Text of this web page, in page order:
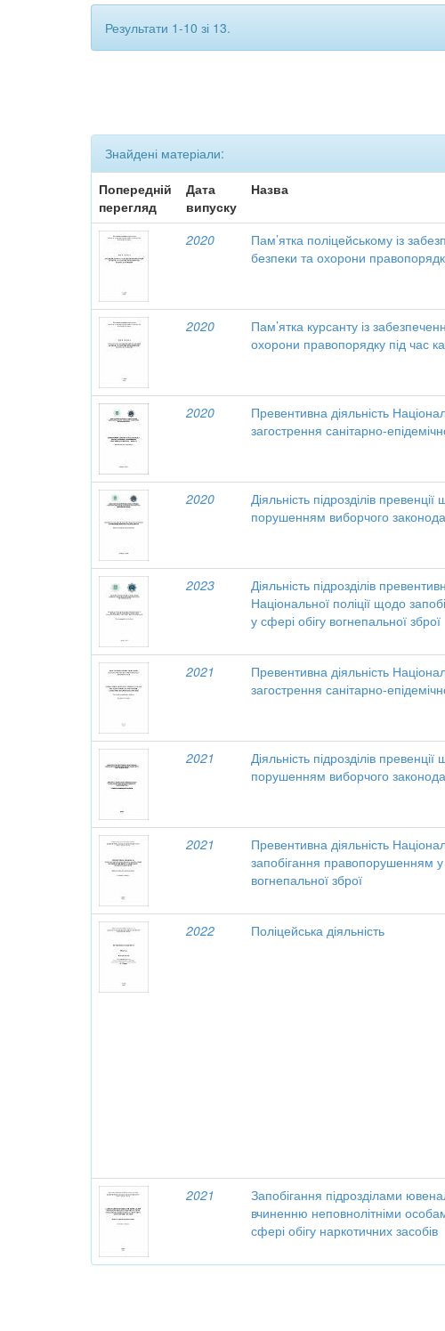
Результати 1-10 зі 13.
Знайдені матеріали:
Попередній
перегляд
Дата
випуску
Назва
2020
Пам’ятка поліцейському із
безпеки та охорони
2020
Пам’ятка курсанту із
охорони правопорядку під час
2020
Превентивна діяльність
загострення санітарно-
2020
Діяльність підрозділів
порушенням виборчого
2023
Діяльність підрозділів
Національної поліції щодо
у сфері обігу вогнепальної зброї
2021
Превентивна діяльність
загострення санітарно-
2021
Діяльність підрозділів
порушенням виборчого
2021
Превентивна діяльність
запобігання правопорушенням у
вогнепальної зброї
2022
Поліцейська діяльність
2021
Запобігання підрозділами
вчиненню неповнолітніми
сфері обігу наркотичних засобів